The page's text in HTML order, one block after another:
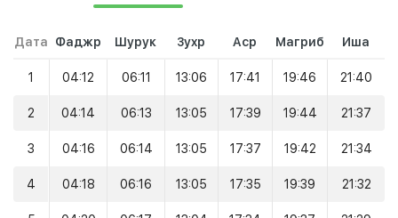
Дата Фаджр Шурук Зухр Аср Магриб Иша
1 04:12 06:11 13:06 17:41 19:46 21:40
2 04:14 06:13 13:05 17:39 19:44 21:37
3 04:16 06:14 13:05 17:37 19:42 21:34
4 04:18 06:16 13:05 17:35 19:39 21:32